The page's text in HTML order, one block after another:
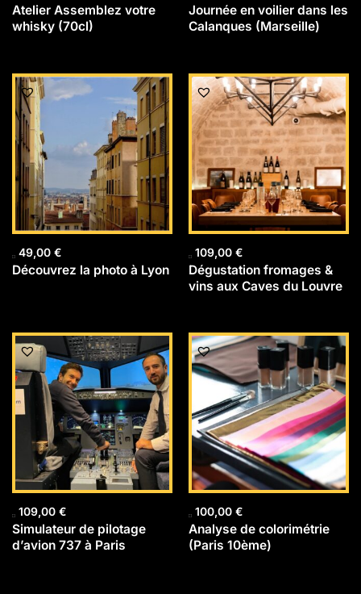
Atelier Assemblez votre
whisky (70cl)
Journée en voilier dans les
Calanques (Marseille)
49,00 €
Découvrez la photo à Lyon
109,00 €
Dégustation fromages &
vins aux Caves du Louvre
109,00 €
Simulateur de pilotage
d’avion 737 à Paris
100,00 €
Analyse de colorimétrie
(Paris 10ème)